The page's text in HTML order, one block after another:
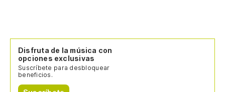
Disfruta de la música con
opciones exclusivas
Suscríbete para desbloquear
beneficios.